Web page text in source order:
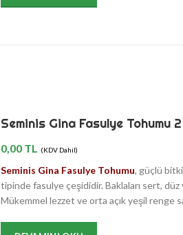
Seminis Gina Fasulye Tohumu
0,00TL (KDV Dahil)
Seminis Gina Fasulye Tohumu, güçlü bitki
tipinde fasulye çeşididir. Baklaları sert, düz
Mükemmel lezzet ve orta açık yeşil renge